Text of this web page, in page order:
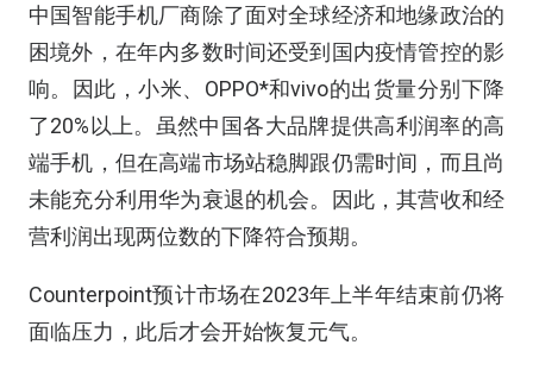
中国智能手机厂商除了面对全球经济和地缘政治的
困境外，在年内多数时间还受到国内疫情管控的影
响。因此，小米、OPPO*和vivo的出货量分别下降
了20%以上。虽然中国各大品牌提供高利润率的高
端手机，但在高端市场站稳脚跟仍需时间，而且尚
未能充分利用华为衰退的机会。因此，其营收和经
营利润出现两位数的下降符合预期。
Counterpoint预计市场在2023年上半年结束前仍将
面临压力，此后才会开始恢复元气。